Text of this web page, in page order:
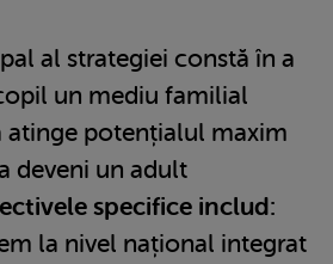
al strategiei constă în a
un mediu familial
atinge potențialul maxim
deveni un adult
specifice includ:
la nivel național integrat